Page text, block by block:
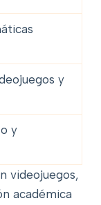
y
y
videojuegos,
académica